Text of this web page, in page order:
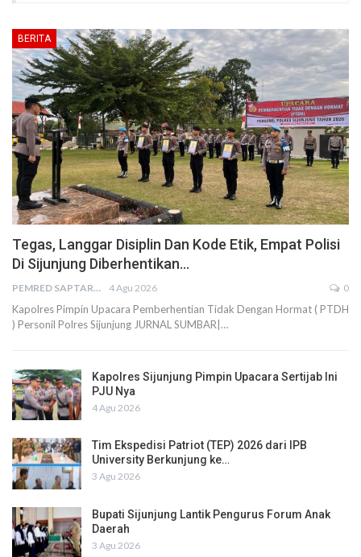
BERITA
Tegas, Langgar Disiplin Dan Kode Etik, Empat Polisi
Di Sijunjung Diberhentikan…
PEMRED SAPTARIUS 4 Agu 2026 0
Kapolres Pimpin Upacara Pemberhentian Tidak Dengan Hormat ( PTDH
) Personil Polres Sijunjung JURNAL SUMBAR|…
Kapolres Sijunjung Pimpin Upacara Sertijab Ini
PJU Nya
4 Agu 2026
Tim Ekspedisi Patriot (TEP) 2026 dari IPB
University Berkunjung ke…
3 Agu 2026
Bupati Sijunjung Lantik Pengurus Forum Anak
Daerah
3 Agu 2026